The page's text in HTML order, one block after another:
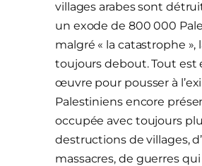
villages arabes sont
un exode de 800 000
malgré « la catastrophe »,
toujours debout. Tout est
œuvre pour pousser à
Palestiniens encore
occupée avec toujours
destructions de villages,
massacres, de guerres